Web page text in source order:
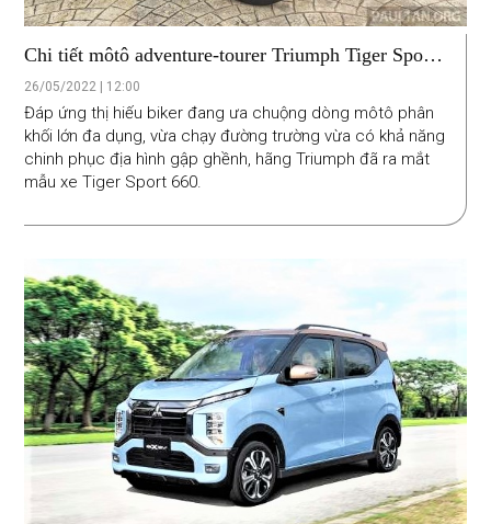
Chi tiết môtô adventure-tourer Triumph Tiger Sport
660 2022
26/05/2022 | 12:00
Đáp ứng thị hiếu biker đang ưa chuộng dòng môtô phân
khối lớn đa dụng, vừa chạy đường trường vừa có khả năng
chinh phục địa hình gập ghềnh, hãng Triumph đã ra mắt
mẫu xe Tiger Sport 660.